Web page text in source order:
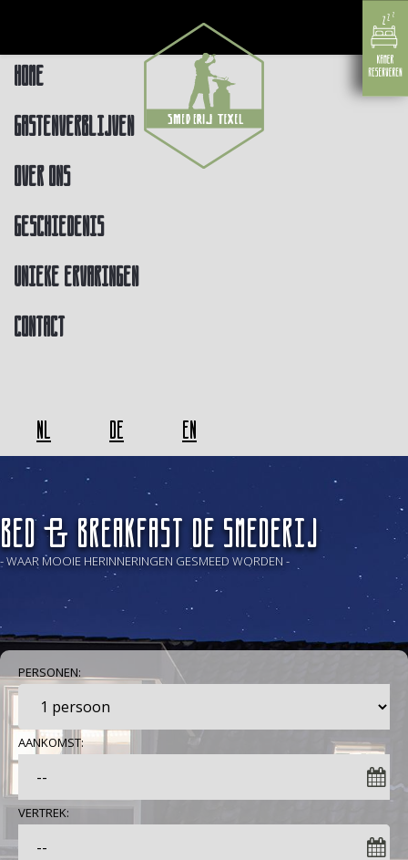
Home
Gastenverblijven
Over ons
Geschiedenis
Unieke ervaringen
Contact
NL DE EN
BED & BREAKFAST De Smederij
- WAAR MOOIE HERINNERINGEN GESMEED WORDEN -
PERSONEN:
AANKOMST:
VERTREK: